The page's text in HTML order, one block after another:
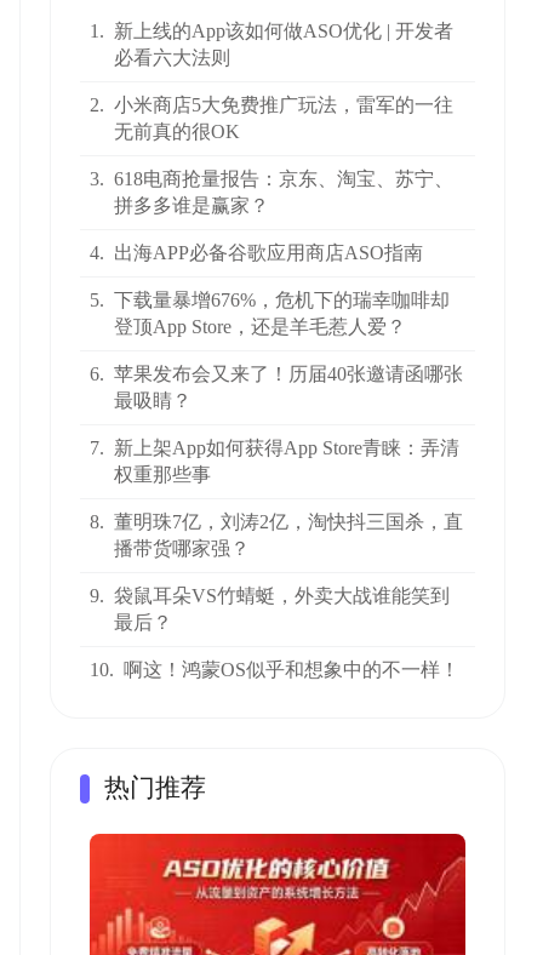
1. 新上线的App该如何做ASO优化 | 开发者
必看六大法则
2. 小米商店5大免费推广玩法，雷军的一往
无前真的很OK
3. 618电商抢量报告：京东、淘宝、苏宁、
拼多多谁是赢家？
4. 出海APP必备谷歌应用商店ASO指南
5. 下载量暴增676%，危机下的瑞幸咖啡却
登顶App Store，还是羊毛惹人爱？
6. 苹果发布会又来了！历届40张邀请函哪张
最吸睛？
7. 新上架App如何获得App Store青睐：弄清
权重那些事
8. 董明珠7亿，刘涛2亿，淘快抖三国杀，直
播带货哪家强？
9. 袋鼠耳朵VS竹蜻蜓，外卖大战谁能笑到
最后？
10. 啊这！鸿蒙OS似乎和想象中的不一样！
热门推荐